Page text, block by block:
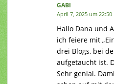
GABI
April 7, 2025 um 22:50
Hallo Dana und
ich feiere mit
drei Blogs, bei
aufgetaucht ist.
Sehr genial.